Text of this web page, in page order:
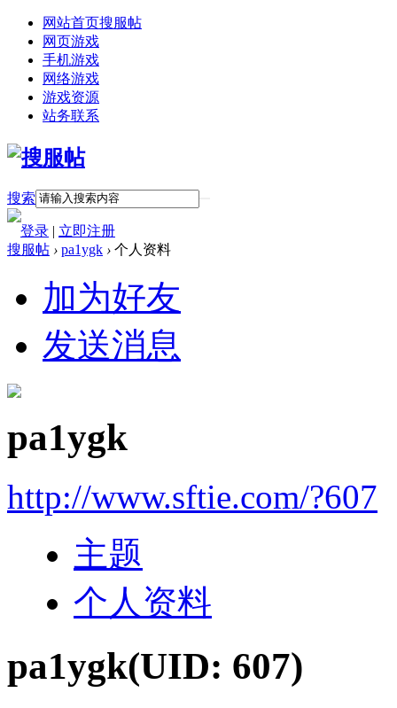
网站首页搜服帖
网页游戏
手机游戏
网络游戏
游戏资源
站务联系
搜索
登录 | 立即注册
搜服帖 › pa1ygk › 个人资料
加为好友
发送消息
pa1ygk
http://www.sftie.com/?607
主题
个人资料
pa1ygk(UID: 607)